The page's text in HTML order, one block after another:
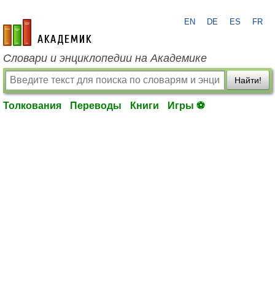
academic.ru
EN DE ES FR
Словари и энциклопедии на Академике
Найти!
Толкования Переводы Книги Игры ⚽